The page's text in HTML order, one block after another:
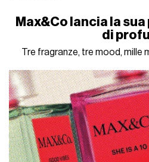
Max&Co lancia la
di
Tre fragranze, tre mood, mille